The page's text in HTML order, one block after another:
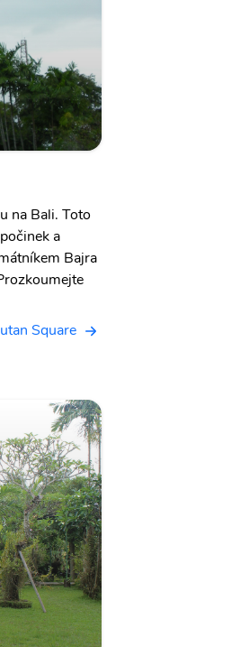
na Bali. Toto
a
Bajra
Square